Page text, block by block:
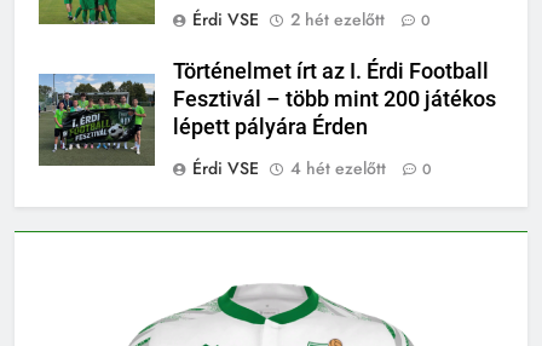
Érdi VSE
2 hét ezelőtt 0
Történelmet írt az I. Érdi Football
Fesztivál – több mint 200 játékos
lépett pályára Érden
Érdi VSE
4 hét ezelőtt 0